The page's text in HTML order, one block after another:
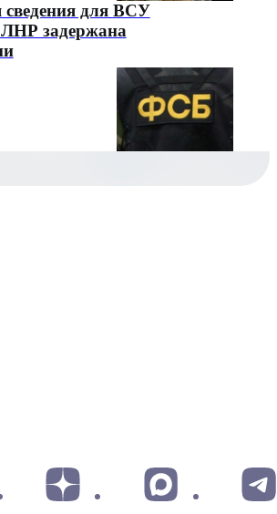
для ВСУ
задержана